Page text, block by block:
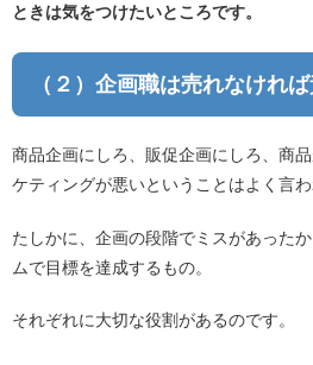
ときは気をつけたいところです。
（２）企画職は売れなけれ
商品企画にしろ、販促企画にしろ、商
ケティングが悪いということはよく言わ
たしかに、企画の段階でミスがあった
ムで目標を達成するもの。
それぞれに大切な役割があるのです。